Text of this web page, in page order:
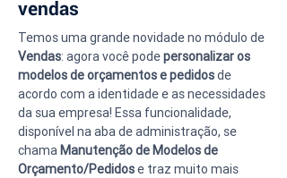
vendas
Temos uma grande novidade no módulo de
Vendas: agora você pode personalizar os
modelos de orçamentos e pedidos de
acordo com a identidade e as necessidades
da sua empresa! Essa funcionalidade,
disponível na aba de administração, se
chama Manutenção de Modelos de
Orçamento/Pedidos e traz muito mais